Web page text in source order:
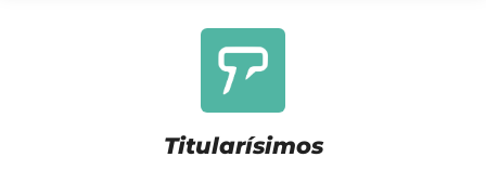
Titularísimos